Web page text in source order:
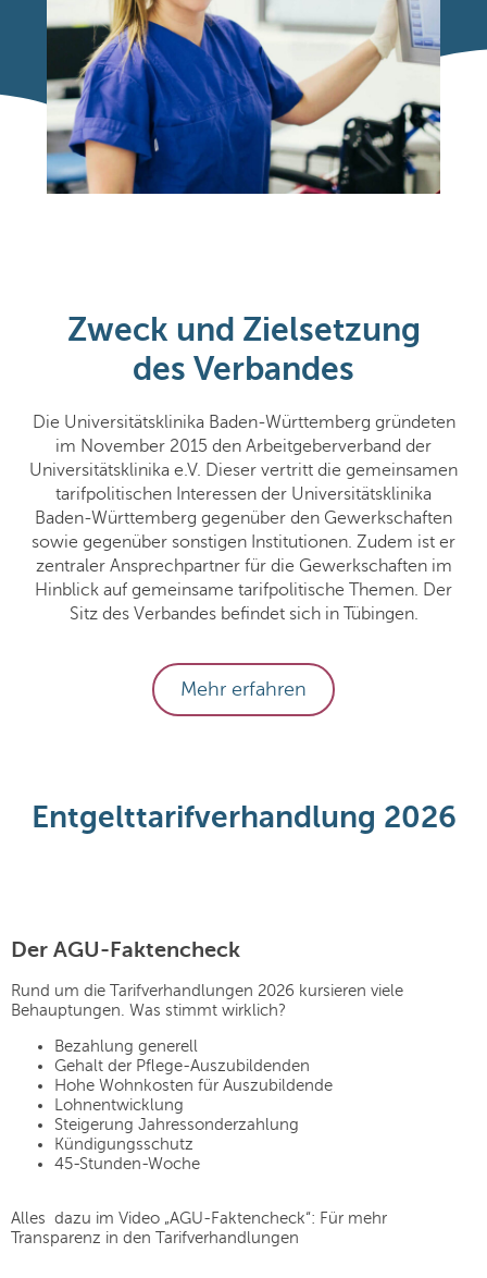
Zweck und Zielsetzung
des Verbandes
Die Universitätsklinika Baden-Württemberg gründeten
im November 2015 den Arbeitgeberverband der
Universitätsklinika e.V. Dieser vertritt die gemeinsamen
tarifpolitischen Interessen der Universitätsklinika
Baden-Württemberg gegenüber den Gewerkschaften
sowie gegenüber sonstigen Institutionen. Zudem ist er
zentraler Ansprechpartner für die Gewerkschaften im
Hinblick auf gemeinsame tarifpolitische Themen. Der
Sitz des Verbandes befindet sich in Tübingen.
Mehr erfahren
Entgelttarifverhandlung 2026
Der AGU-Faktencheck
Rund um die Tarifverhandlungen 2026 kursieren viele
Behauptungen. Was stimmt wirklich?
Bezahlung generell
Gehalt der Pflege-Auszubildenden
Hohe Wohnkosten für Auszubildende
Lohnentwicklung
Steigerung Jahressonderzahlung
Kündigungsschutz
45-Stunden-Woche
Alles dazu im Video „AGU-Faktencheck“: Für mehr
Transparenz in den Tarifverhandlungen